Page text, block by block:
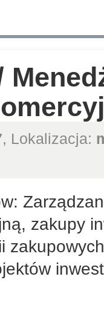
, Lokalizacja:
zakupy